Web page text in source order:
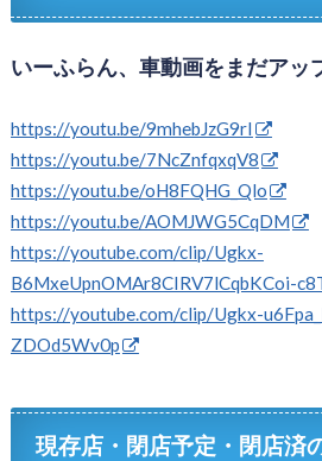
いーふらん、車動画をまだアッ
https://youtu.be/9mhebJzG9rI
https://youtu.be/7NcZnfqxqV8
https://youtu.be/oH8FQHG_Qlo
https://youtu.be/AOMJWG5CqDM
https://youtube.com/clip/Ugkx-
B6MxeUpnOMAr8CIRV7lCqbKCoi-
https://youtube.com/clip/Ugkx-
ZDOd5Wv0p
現存店・閉店予定・閉店済